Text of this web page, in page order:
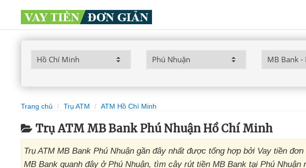
Trang chủ Trụ ATM ATM Hồ Chí Minh
Trụ ATM MB Bank Phú Nhuận Hồ Chí Minh
Trụ ATM MB Bank Phú Nhuận gần đây nhất được tổng hợp bởi Vay tiền
MB Bank quanh đây ở Phú Nhuận, tìm cây rút tiền MB Bank tại Phú Nhuận